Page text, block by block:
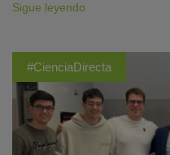
Sigue leyendo
#CienciaDirecta